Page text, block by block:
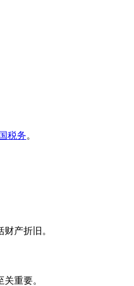
税务。
产折旧。
重要。